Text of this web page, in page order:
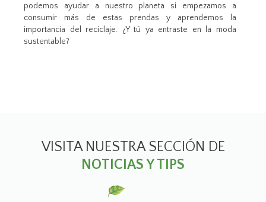
podemos ayudar a nuestro planeta si empezamos a
consumir más de estas prendas y aprendemos la
importancia del reciclaje. ¿Y tú ya entraste en la moda
sustentable?
VISITA NUESTRA SECCIÓN DE
NOTICIAS Y TIPS